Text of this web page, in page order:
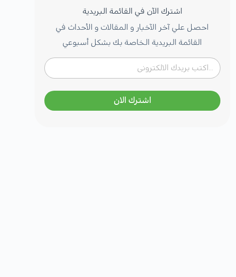
اشترك الآن في القائمة البريدية
احصل علي آخر الآخبار و المقالات و الأحداث في
القائمة البريدية الخاصة بك بشكل أسبوعي
اشترك الان